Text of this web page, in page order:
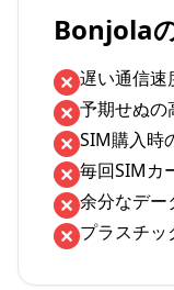
Bonjola
遅い通信速
予期せぬの
SIM購入時
毎回SIMカ
余分なデー
プラスチッ